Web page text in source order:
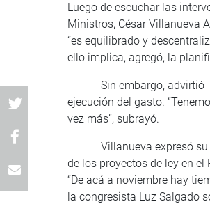
Luego de escuchar las
Ministros, César Villanueva
“es equilibrado y
ello implica, agregó, la
Sin embargo, advirtió la
ejecución del gasto.
vez más”, subrayó.
Villanueva expresó su
de los proyectos de ley en
“De acá a noviembre hay
la congresista Luz Salgado